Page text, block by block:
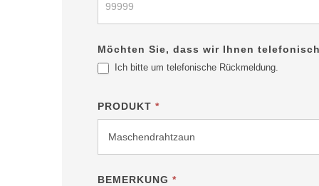
Möchten Sie, dass wir Ihnen
Ich bitte um telefonische Rückmeldung.
PRODUKT *
BEMERKUNG *